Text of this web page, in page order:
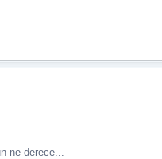
ne derece...